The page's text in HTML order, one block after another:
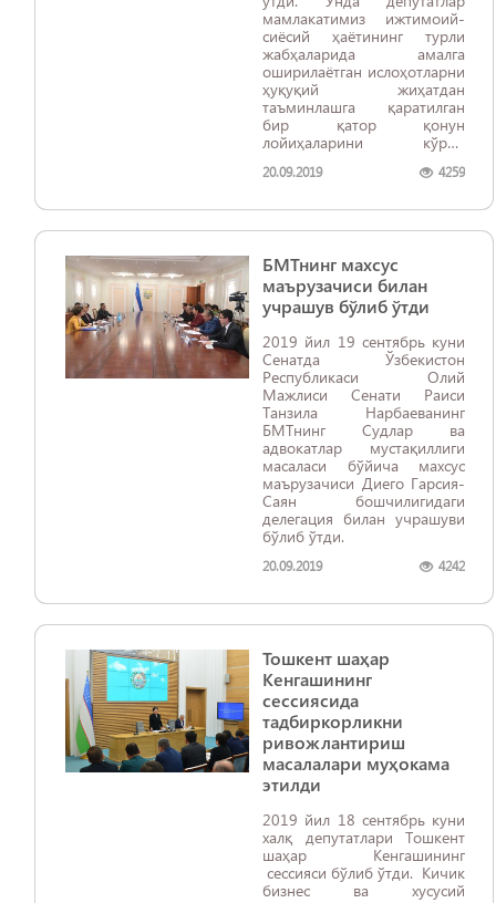
мамлакатимиз ижтимоий-
сиёсий ҳаётининг турли
жабҳаларида амалга
оширилаётган ислоҳотларни
ҳуқуқий жиҳатдан
таъминлашга қаратилган
бир қатор қонун
лойиҳаларини кўриб
20.09.2019 4259
БМТнинг махсус
маърузачиси билан
учрашув бўлиб ўтди
2019 йил 19 сентябрь куни
Сенатда Ўзбекистон
Республикаси Олий
Мажлиси Сенати Раиси
Танзила Нарбаеванинг
БМТнинг Судлар ва
адвокатлар мустақиллиги
масаласи бўйича махсус
маърузачиси Диего Гарсия-
Саян бошчилигидаги
делегация билан учрашуви
бўлиб ўтди.
20.09.2019 4242
Тошкент шаҳар
Кенгашининг
сессиясида
тадбиркорликни
ривожлантириш
масалалари муҳокама
этилди
2019 йил 18 сентябрь куни
халқ депутатлари Тошкент
шаҳар Кенгашининг
сессияси бўлиб ўтди. Кичик
бизнес ва хусусий